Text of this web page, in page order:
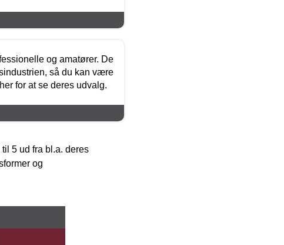
og amatører. De
så du kan være
for at se deres udvalg.
5 ud fra bl.a. deres
og